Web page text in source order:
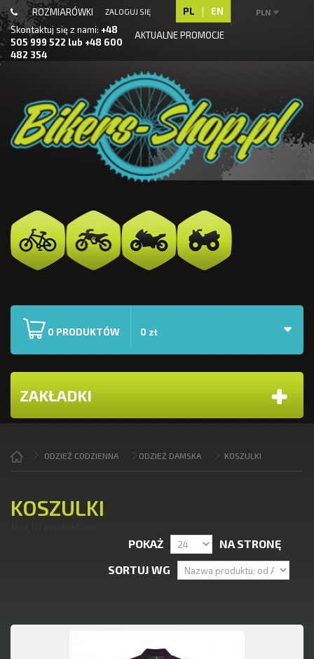
PLN
PL | EN
ZALOGUJ SIĘ
ROZMIARÓWKI
AKTUALNE PROMOCJE
Skontaktuj się z nami: +48
505 999 522 lub +48 600
482 354
0 PRODUKTÓW 0 zł
ZAKŁADKI
ODZIEŻ CODZIENNA ODZIEŻ DAMSKA KOSZULKI
KOSZULKI
POKAŻ
NA STRONĘ
SORTUJ WG